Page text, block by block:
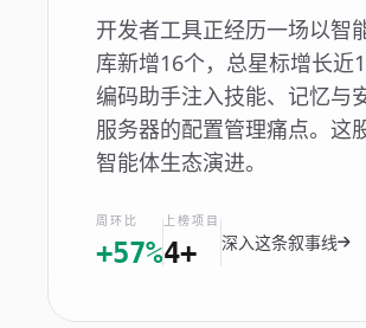
开发者工具正经历一场以智
库新增16个，总星标增长近
编码助手注入技能、记忆与
服务器的配置管理痛点。这
智能体生态演进。
周环比
+57%
上榜项目
4+ 深入这条叙事线